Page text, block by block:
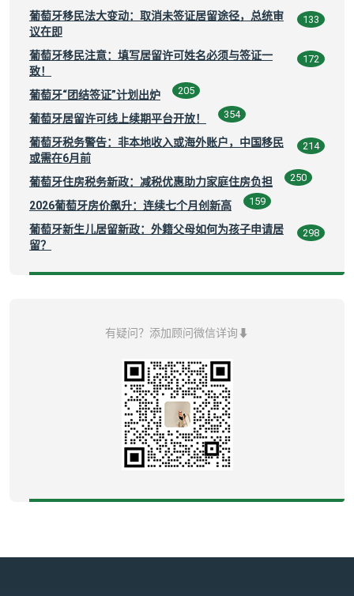
葡萄牙移民法大变动：取消未签证居留途径，总统审
议在即
133
葡萄牙移民注意：填写居留许可姓名必须与签证一
致！
172
葡萄牙“团结签证”计划出炉 205
葡萄牙居留许可线上续期平台开放！ 354
葡萄牙税务警告：非本地收入或海外账户，中国移民
或需在6月前
214
葡萄牙住房税务新政：减税优惠助力家庭住房负担 250
2026葡萄牙房价飙升：连续七个月创新高 159
葡萄牙新生儿居留新政：外籍父母如何为孩子申请居
留？
298
有疑问？添加顾问微信详询⬇